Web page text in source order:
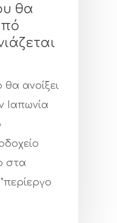
θα
θα ανοίξει
Ιαπωνία
στα
Εταιρεία